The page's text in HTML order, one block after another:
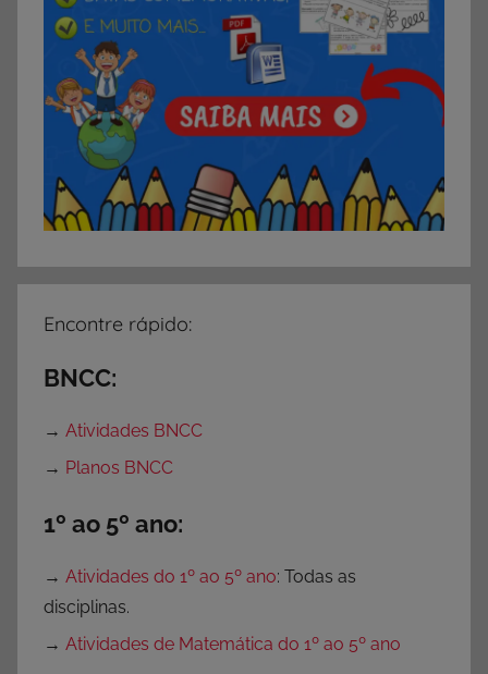
Encontre rápido:
BNCC:
→ Atividades BNCC
→ Planos BNCC
1º ao 5º ano:
→ Atividades do 1º ao 5º ano: Todas as
disciplinas.
→ Atividades de Matemática do 1º ao 5º ano